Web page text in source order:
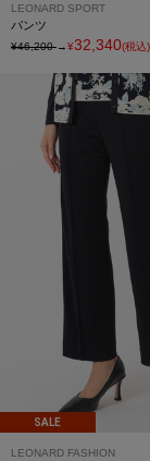
LEONARD SPORT
パンツ
¥46,200→¥32,340(税込)
SALE
LEONARD FASHION